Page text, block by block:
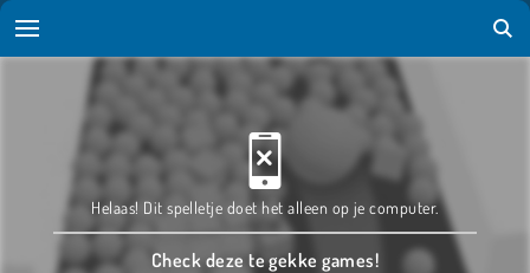
Helaas! Dit spelletje doet het alleen op je computer.
Check deze te gekke games!